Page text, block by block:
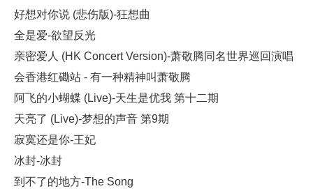
好想对你说 (悲伤版)-狂想曲
全是爱-欲望反光
亲密爱人 (HK Concert Version)-萧敬腾同名世界巡回演唱
会香港红磡站 - 有一种精神叫萧敬腾
阿飞的小蝴蝶 (Live)-天生是优我 第十二期
天亮了 (Live)-梦想的声音 第9期
寂寞还是你-王妃
冰封-冰封
到不了的地方-The Song